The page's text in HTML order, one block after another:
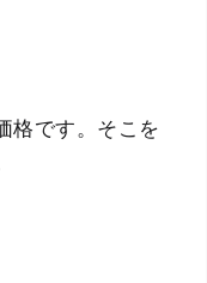
格です。そこを